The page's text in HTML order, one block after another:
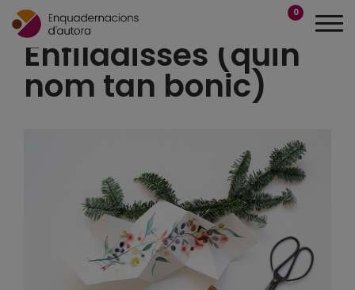
0
Enfiladisses (quin
nom tan bonic)